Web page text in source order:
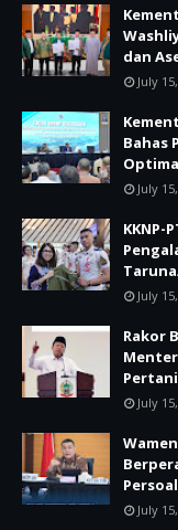
dan
July
Bahas
July
KKNP-
July
Rakor
July
July